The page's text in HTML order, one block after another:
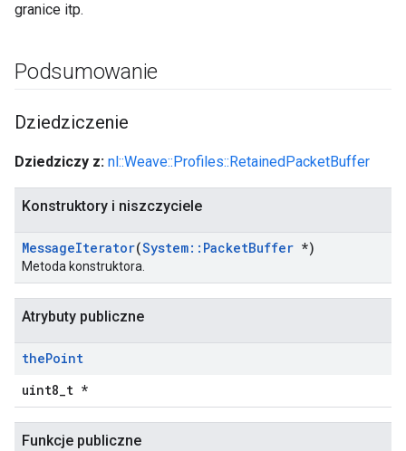
granice itp.
Podsumowanie
Dziedziczenie
Dziedziczy z: nl::Weave::Profiles::RetainedPacketBuffer
Konstruktory i niszczyciele
MessageIterator(System:: PacketBuffer *)
Metoda konstruktora.
Atrybuty publiczne
thePoint
uint8_t *
Funkcje publiczne